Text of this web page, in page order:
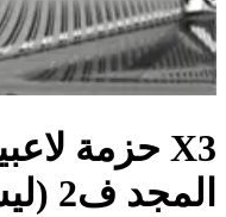
المجد ف2 (ليس للمقايضة)